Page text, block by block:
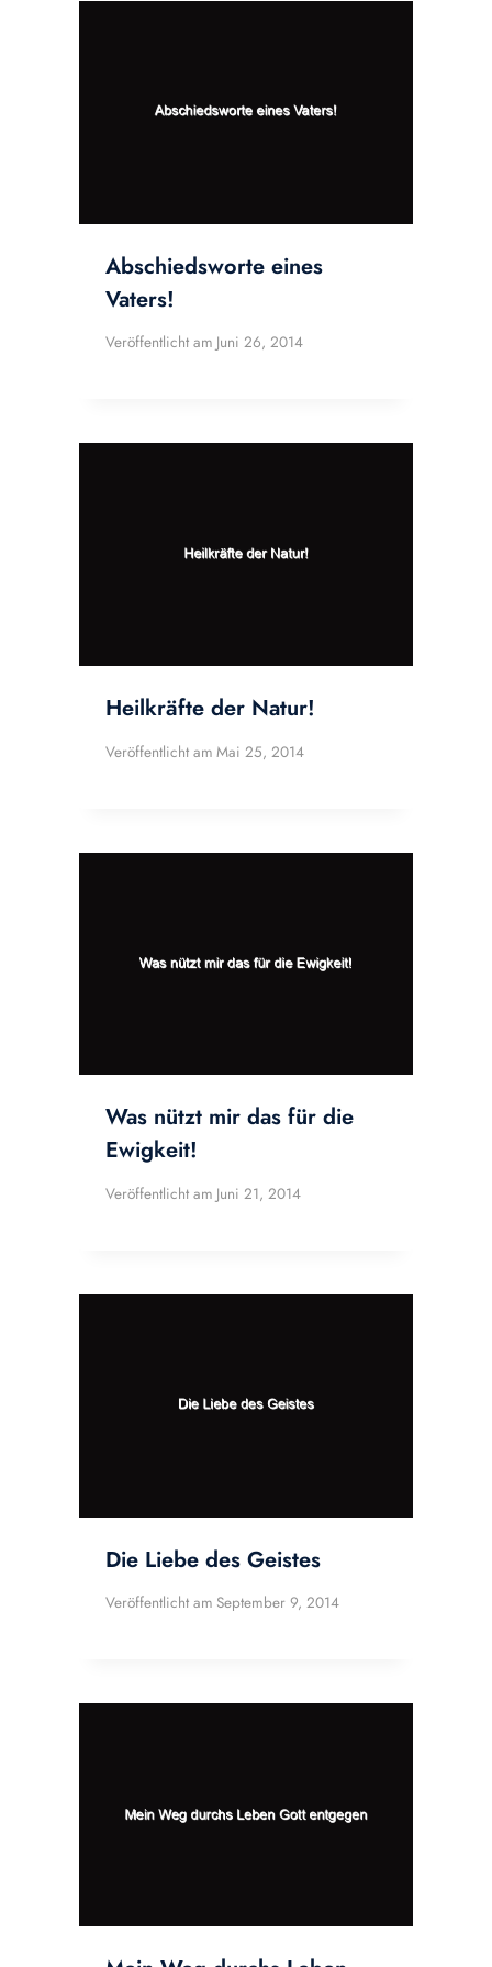
Abschiedsworte eines
Vaters!
Veröffentlicht am Juni 26, 2014
Heilkräfte der Natur!
Veröffentlicht am Mai 25, 2014
Was nützt mir das für die
Ewigkeit!
Veröffentlicht am Juni 21, 2014
Die Liebe des Geistes
Veröffentlicht am September 9, 2014